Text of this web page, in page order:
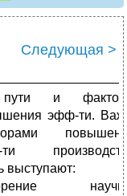
Следующая >
и
эфф-ти.
ти
выступают: